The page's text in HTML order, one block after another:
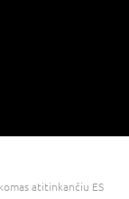
atitinkančiu ES